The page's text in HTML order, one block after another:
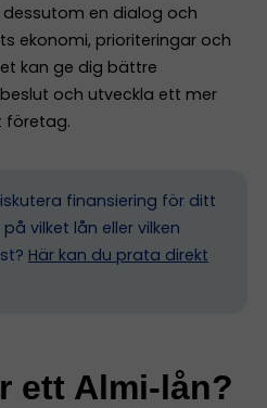
en dialog och
ekonomi, prioriteringar och
kan ge dig bättre
och utveckla ett mer
företag.
finansiering för ditt
vilket lån eller vilken
Här kan du prata direkt
ett Almi-lån?